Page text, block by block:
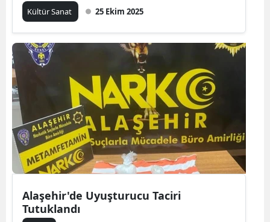
Kültür Sanat 25 Ekim 2025
Alaşehir'de Uyuşturucu Taciri
Tutuklandı